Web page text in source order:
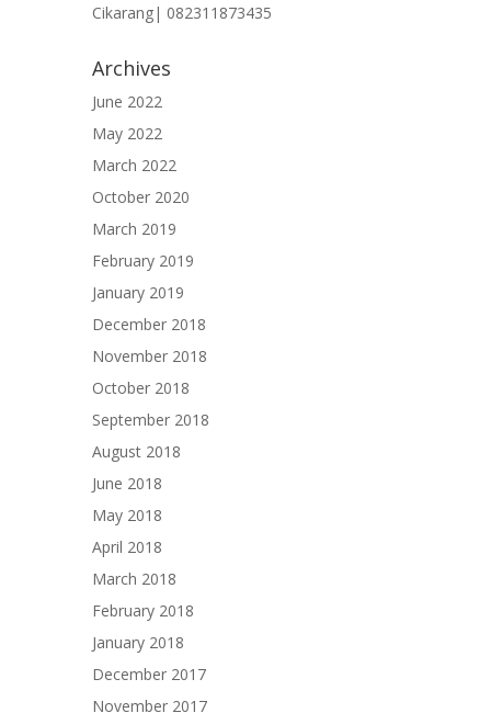
Cikarang| 082311873435
Archives
June 2022
May 2022
March 2022
October 2020
March 2019
February 2019
January 2019
December 2018
November 2018
October 2018
September 2018
August 2018
June 2018
May 2018
April 2018
March 2018
February 2018
January 2018
December 2017
November 2017